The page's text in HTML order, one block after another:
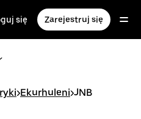
się Zarejestruj się
>Ekurhuleni>JNB